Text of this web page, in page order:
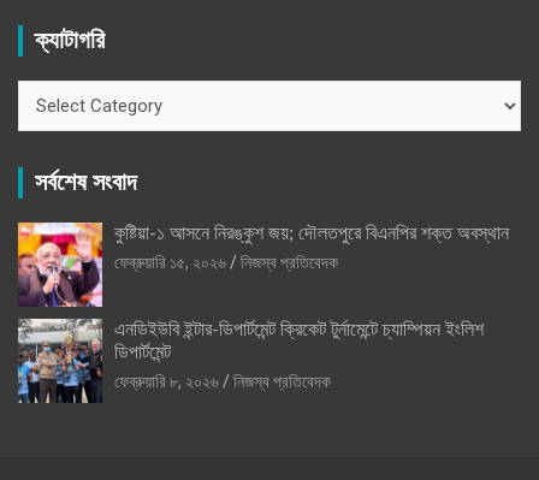
ক্যাটাগরি
সর্বশেষ সংবাদ
কুষ্টিয়া-১ আসনে নিরঙ্কুশ জয়; দৌলতপুরে বিএনপির শক্ত অবস্থান
ফেব্রুয়ারি ১৫, ২০২৬
নিজস্ব প্রতিবেদক
এনডিইউবি ইন্টার-ডিপার্টমেন্ট ক্রিকেট টুর্নামেন্টে চ্যাম্পিয়ন ইংলিশ
ডিপার্টমেন্ট
ফেব্রুয়ারি ৮, ২০২৬
নিজস্ব প্রতিবেদক